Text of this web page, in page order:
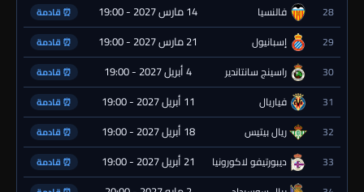
28 فالنسيا 14 مارس 2027 - 19:00 ⏰ قادمة
29 إسبانيول 21 مارس 2027 - 19:00 ⏰ قادمة
30 راسينج سانتاندير 4 أبريل 2027 - 19:00 ⏰ قادمة
31 فياريال 11 أبريل 2027 - 19:00 ⏰ قادمة
32 ريال بيتيس 18 أبريل 2027 - 19:00 ⏰ قادمة
33 ديبورتيفو لاكورونيا 21 أبريل 2027 - 19:00 ⏰ قادمة